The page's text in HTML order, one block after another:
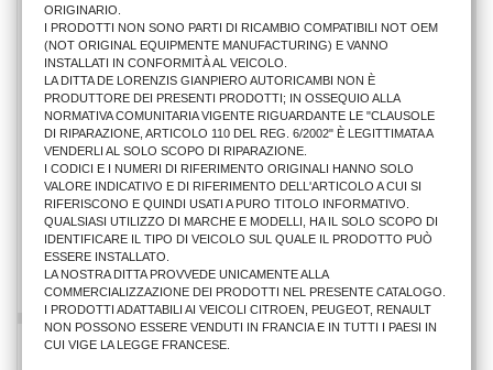
MANIGLIA EST. FI 600 1998> SX NERA
12,20 €
AGGIUNGI AL CARRELLO
ORIGINARIO.
I PRODOTTI NON SONO PARTI DI RICAMBIO COMPATIBILI NOT OEM
(NOT ORIGINAL EQUIPMENTE MANUFACTURING) E VANNO
INSTALLATI IN CONFORMITÀ AL VEICOLO.
LA DITTA DE LORENZIS GIANPIERO AUTORICAMBI NON È
PRODUTTORE DEI PRESENTI PRODOTTI; IN OSSEQUIO ALLA
NORMATIVA COMUNITARIA VIGENTE RIGUARDANTE LE "CLAUSOLE
DI RIPARAZIONE, ARTICOLO 110 DEL REG. 6/2002" È LEGITTIMATA A
VENDERLI AL SOLO SCOPO DI RIPARAZIONE.
I CODICI E I NUMERI DI RIFERIMENTO ORIGINALI HANNO SOLO
VALORE INDICATIVO E DI RIFERIMENTO DELL'ARTICOLO A CUI SI
RIFERISCONO E QUINDI USATI A PURO TITOLO INFORMATIVO.
QUALSIASI UTILIZZO DI MARCHE E MODELLI, HA IL SOLO SCOPO DI
IDENTIFICARE IL TIPO DI VEICOLO SUL QUALE IL PRODOTTO PUÒ
ESSERE INSTALLATO.
LA NOSTRA DITTA PROVVEDE UNICAMENTE ALLA
COMMERCIALIZZAZIONE DEI PRODOTTI NEL PRESENTE CATALOGO.
I PRODOTTI ADATTABILI AI VEICOLI CITROEN, PEUGEOT, RENAULT
NON POSSONO ESSERE VENDUTI IN FRANCIA E IN TUTTI I PAESI IN
CUI VIGE LA LEGGE FRANCESE.